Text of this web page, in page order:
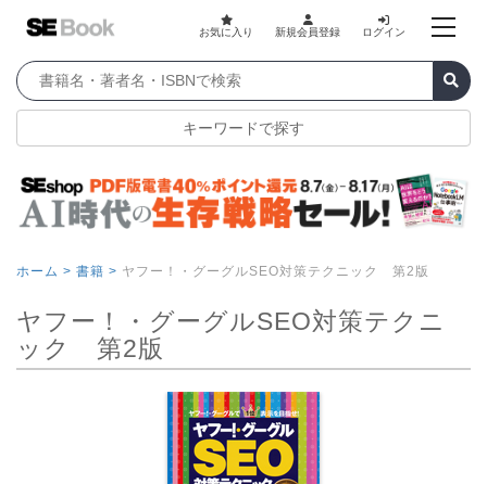
お気に入り 新規会員登録 ログイン
キーワードで探す
ホーム > 書籍 > ヤフー！・グーグルSEO対策テクニック 第2版
ヤフー！・グーグルSEO対策テクニ
ック 第2版